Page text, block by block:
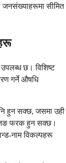
जनसंख्याहरूमा सीमित
छ। विशिष्ट
गर्ने औषधि
हुन सक्छ, जसमा उही
फरक हुन सक्छ।
नाम विकल्पहरू